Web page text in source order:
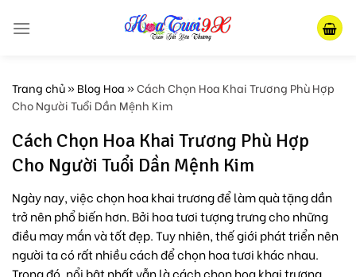
Trang chủ»Blog Hoa»Cách Chọn Hoa Khai Trương Phù Hợp
Cho Người Tuổi Dần Mệnh Kim
Cách Chọn Hoa Khai Trương Phù Hợp
Cho Người Tuổi Dần Mệnh Kim
Ngày nay, việc chọn hoa khai trương để làm quà tặng dần
trở nên phổ biến hơn. Bởi hoa tươi tượng trưng cho những
điều may mắn và tốt đẹp. Tuy nhiên, thế giới phát triển nên
người ta có rất nhiều cách để chọn hoa tươi khác nhau.
Trong đó, nổi bật nhất vẫn là cách chọn hoa khai trương